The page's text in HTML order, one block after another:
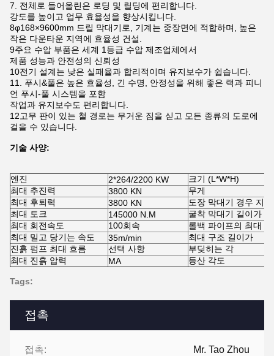
접촉
접촉: Mr. Tao Zhou
7. 전체로 들어올린은 로딩 및 릴딩에 편리합니다.
강도를 높이고 업무 효율성을 향상시킵니다.
8φ168×9600mm 드릴 막대기로, 기계는 중장면에 적합하며, 높은
작은 다운타운 지역에 효율성 건설.
9주요 수압 부품은 세계 1등급 수압 제조업체에서
제품 성능과 안전성의 신뢰성
10전기 설계는 낮은 실패율과 합리적이며 유지보수가 쉽습니다.
11. 푸시&풀은 높은 효율성, 긴 수명, 안정성을 위해 좋은 랙과 피니
언 푸시-풀 시스템을 포함
작업과 유지보수도 편리합니다.
12고무 판이 있는 철 경로는 무거운 짐을 싣고 모든 종류의 도로에
걸을 수 있습니다.
기술 사양:
엔진 2*264/2200 KW
크기 (L*W*H)
최대 추진력
3800 KN
무게
최대 후퇴력
3800 KN
도장 막대기 경우 지름
최대 토크
145000 N.M
굴착 막대기 길이가
최대 회전속도
100회속
롤백 파이프의 최대
최대 밀고 당기는 속도
35m/min
최대 구조 길이가
진흙 펌프 최대 흐름
선택 사항
부딪히는 각
최대 진흙 압력
MA 등산 각도
Tags: